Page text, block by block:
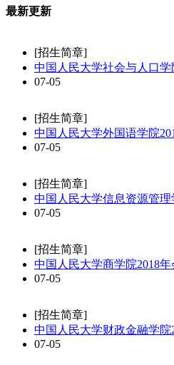
最新更新
[招生简章]
中国人民大学社会与人口学
07-05
[招生简章]
中国人民大学外国语学院
07-05
[招生简章]
中国人民大学信息资源管理
07-05
[招生简章]
中国人民大学商学院2018
07-05
[招生简章]
中国人民大学财政金融学院
07-05